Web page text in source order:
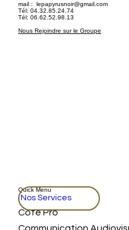
mail : lepapyrusnoir@gmail.com
Tél: 04.32.85.24.74
Tél: 06.62.52.98.13
Nous Rejoindre sur le Groupe
Quick Menu
Coté Pro
Nos Services